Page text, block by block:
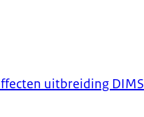
uitbreiding DIMS